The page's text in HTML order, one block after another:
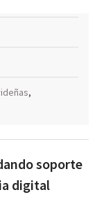
,
soporte
digital